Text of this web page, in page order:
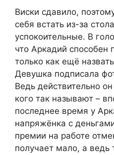
​Виски сдавило,
себя встать из-за
успокоительные. В
что Аркадий способен
только как ещё
Девушка подписала
Ведь действительно
кого так называют –
последнее время у
напряжёнка с
премии на работе
получает мало, а ведь